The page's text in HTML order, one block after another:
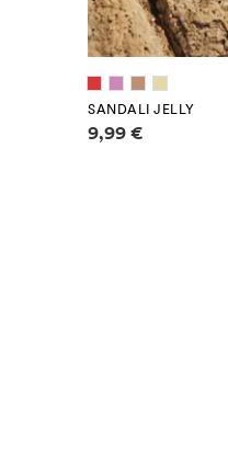
SANDALI JELLY
Informazioni sui
9,99 €